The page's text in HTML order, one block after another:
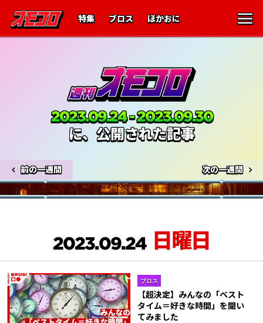
特集 ブロス ほかおに
2023.09.24 - 2023.09.30
に、公開された記事
前の一週間 次の一週間
2023.09.24 日曜日
ブロス
【超決定】みんなの「ベスト
タイム＝好きな時間」を聞い
てみました